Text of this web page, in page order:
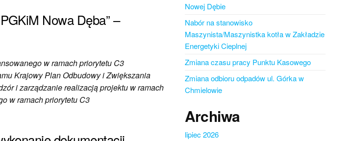
Nowa Dęba” –
w ramach priorytetu C3
Krajowy Plan Odbudowy i Zwiększania
i zarządzanie realizacją projektu w ramach
w ramach priorytetu C3
Nowej Dębie
Nabór na stanowisko
Maszynista/Maszynistka kotła w Zakładzie
Energetyki Cieplnej
Zmiana czasu pracy Punktu Kasowego
Zmiana odbioru odpadów ul. Górka w
Chmielowie
Archiwa
lipiec 2026